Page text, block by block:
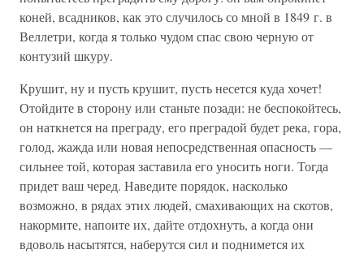
коней, всадников, как это случилось со мной в 1849 г. в
Веллетри, когда я только чудом спас свою черную от
контузий шкуру.
Крушит, ну и пусть крушит, пусть несется куда хочет!
Отойдите в сторону или станьте позади: не беспокойтесь,
он наткнется на преграду, его преградой будет река, гора,
голод, жажда или новая непосредственная опасность —
сильнее той, которая заставила его уносить ноги. Тогда
придет ваш черед. Наведите порядок, насколько
возможно, в рядах этих людей, смахивающих на скотов,
накормите, напоите их, дайте отдохнуть, а когда они
вдоволь насытятся, наберутся сил и поднимется их